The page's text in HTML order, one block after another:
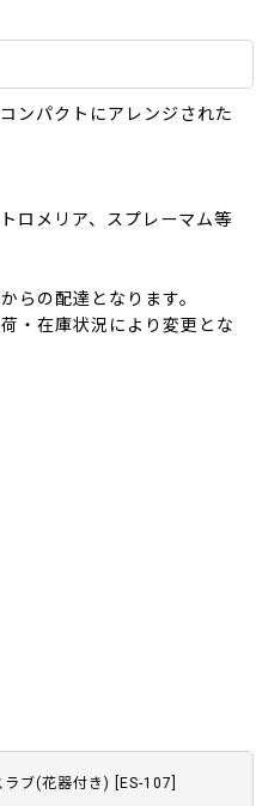
ラブ(花器付き) ES-107
ンパクトにアレンジされた
ロメリア、スプレーマム等
らの配達となります。
・在庫状況により変更とな